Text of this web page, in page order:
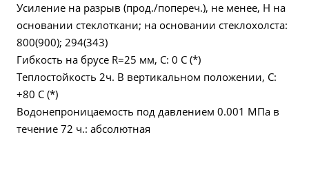
Усиление на разрыв (прод./попереч.), не менее, Н на
основании стеклоткани; на основании стеклохолста:
800(900); 294(343)
Гибкость на брусе R=25 мм, С: 0 С (*)
Теплостойкость 2ч. В вертикальном положении, С:
+80 С (*)
Водонепроницаемость под давлением 0.001 МПа в
течение 72 ч.: абсолютная